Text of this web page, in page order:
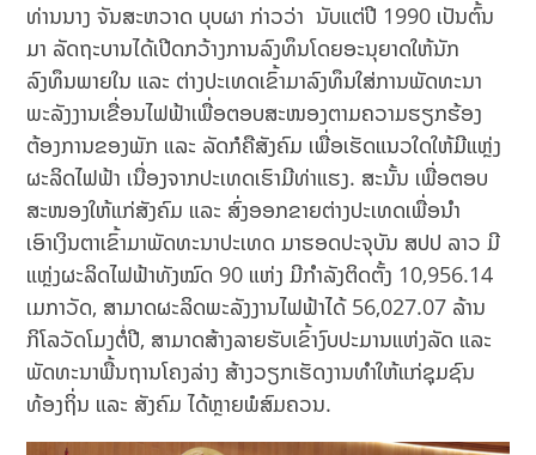
ທ່ານນາງ ຈັນສະຫວາດ ບຸບຜາ ກ່າວວ່າ ນັບແຕ່ປີ 1990 ເປັນຕົ້ນ
ມາ ລັດຖະບານໄດ້ເປີດກວ້າງການລົງທຶນໂດຍອະນຸຍາດໃຫ້ນັກ
ລົງທຶນພາຍໃນ ແລະ ຕ່າງປະເທດເຂົ້າມາລົງທຶນໃສ່ການພັດທະນາ
ພະລັງງານເຂື່ອນໄຟຟ້າເພື່ອຕອບສະໜອງຕາມຄວາມຮຽກຮ້ອງ
ຕ້ອງການຂອງພັກ ແລະ ລັດກໍຄືສັງຄົມ ເພື່ອເຮັດແນວໃດໃຫ້ມີແຫຼ່ງ
ຜະລິດໄຟຟ້າ ເນື່ອງຈາກປະເທດເຮົາມີທ່າແຮງ. ສະນັ້ນ ເພື່ອຕອບ
ສະໜອງໃຫ້ແກ່ສັງຄົມ ແລະ ສົ່ງອອກຂາຍຕ່າງປະເທດເພື່ອນໍາ
ເອົາເງິນຕາເຂົ້າມາພັດທະນາປະເທດ ມາຮອດປະຈຸບັນ ສປປ ລາວ ມີ
ແຫຼ່ງຜະລິດໄຟຟ້າທັງໝົດ 90 ແຫ່ງ ມີກໍາລັງຕິດຕັ້ງ 10,956.14
ເມກາວັດ, ສາມາດຜະລິດພະລັງງານໄຟຟ້າໄດ້ 56,027.07 ລ້ານ
ກິໂລວັດໂມງຕໍ່ປີ, ສາມາດສ້າງລາຍຮັບເຂົ້າງົບປະມານແຫ່ງລັດ ແລະ
ພັດທະນາພື້ນຖານໂຄງລ່າງ ສ້າງວຽກເຮັດງານທໍາໃຫ້ແກ່ຊຸມຊົນ
ທ້ອງຖິ່ນ ແລະ ສັງຄົມ ໄດ້ຫຼາຍພໍສົມຄວນ.